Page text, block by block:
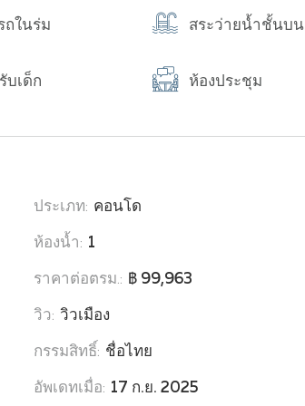
ถในร่ม สระว่ายน้ำชั้นบน
บเด็ก ห้องประชุม
ประเภท: คอนโด
ห้องน้ำ: 1
ราคาต่อตรม.: ฿ 99,963
วิว: วิวเมือง
กรรมสิทธิ์: ชื่อไทย
อัพเดทเมื่อ: 17 ก.ย. 2025